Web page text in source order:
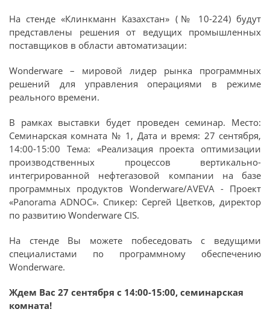
На стенде «Клинкманн Казахстан» (№ 10-224) будут
представлены решения от ведущих промышленных
поставщиков в области автоматизации:
Wonderware – мировой лидер рынка программных
решений для управления операциями в режиме
реального времени.
В рамках выставки будет проведен семинар. Место:
Семинарская комната № 1, Дата и время: 27 сентября,
14:00-15:00 Тема: «Реализация проекта оптимизации
производственных процессов вертикально-
интегрированной нефтегазовой компании на базе
программных продуктов Wonderware/AVEVA - Проект
«Panorama ADNOC». Спикер: Сергей Цветков, директор
по развитию Wonderware CIS.
На стенде Вы можете побеседовать с ведущими
специалистами по программному обеспечению
Wonderware.
Ждем Вас 27 сентября с 14:00-15:00, семинарская
комната!